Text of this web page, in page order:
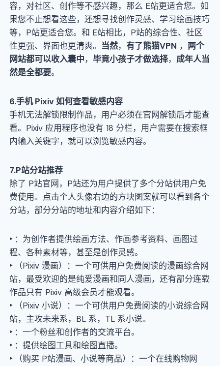
容，对社区、创作等不感兴趣，那么 E站更适合您。如
果您不止想看这些，还想寻找创作灵感、学习绘画技巧
等，P站更适合您。和 E站相比，P站的综合性、社区
性更强、界面也更清爽。 当然，有了熊猫VPN ， 两个
网站都可以收入囊中，毕竟小孩子才做选择， 成年人当
然是全都要。
6.手机 Pixiv 如何查看敏感内容
手机无法解锁限制作品，用户必须在官网解锁后才能查
看。Pixiv 应用程序也没有 18 分栏，用户需要在搜索框
内输入关键字，就可以浏览敏感内容。
7.P站分站推荐
除了 P站官网，P站还为用户提供了多个分站供用户免
费使用。点击个人头像右边的方块图案就可以看到各个
分站，部分分站的地址和内容介绍如下：
‣ ：为创作者提供绘画方法、作画参考资料、画图过
程、各种素材等，甚至是创作灵感。
‣
（Pixiv 漫画）：一个可供用户免费阅读的漫画综合网
站，最受欢迎的是纯爱漫画和同人漫画，还有部分连载
作品只有 Pixiv 高级会员才能观看。
‣
（Pixiv 小说）：一个可供用户免费阅读的小说综合网
站，主攻未来系，BL 系，TL 系小说。
‣ ：一个粉丝和创作者的交流平台。
‣ ：提供绘图工具和绘图直播。
‣
（购买 P站漫画、小说等商品）：一个在线购物网